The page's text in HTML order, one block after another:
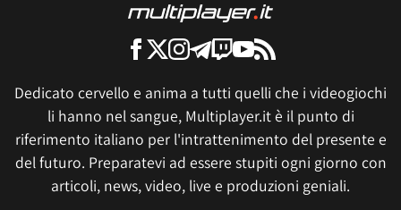
Dedicato cervello e anima a tutti quelli che i videogiochi
li hanno nel sangue, Multiplayer.it è il punto di
riferimento italiano per l'intrattenimento del presente e
del futuro. Preparatevi ad essere stupiti ogni giorno con
articoli, news, video, live e produzioni geniali.